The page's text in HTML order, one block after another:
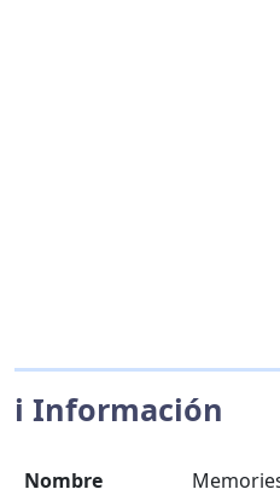
ℹ️ Información
Nombre